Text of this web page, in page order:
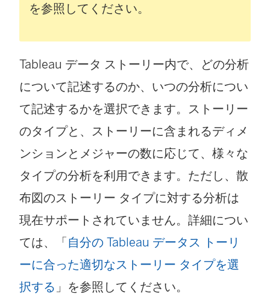
ウ
ン
ド
で
リ
ク
が
を参照してください。
Tableau データ ストーリー内で、どの分析
について記述するのか、いつの分析につい
て記述するかを選択できます。ストーリー
のタイプと、ストーリーに含まれるディメ
ンションとメジャーの数に応じて、様々な
タイプの分析を利用できます。ただし、散
布図のストーリー タイプに対する分析は
現在サポートされていません。詳細につい
ては、「自分の Tableau データス トーリ
ーに合った適切なストーリー タイプを選
択する 」を参照してください。